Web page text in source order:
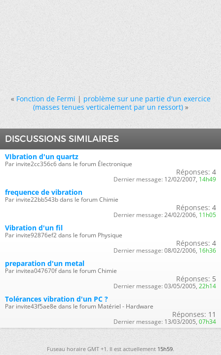
« Fonction de Fermi|problème sur une partie d'un exercice
(masses tenues verticalement par un ressort) »
DISCUSSIONS SIMILAIRES
VIbration d'un quartz
Par invite2cc356c6 dans le forum Électronique
Réponses: 4
Dernier message: 12/02/2007, 14h49
frequence de vibration
Par invite22bb543b dans le forum Chimie
Réponses: 4
Dernier message: 24/02/2006, 11h05
Vibration d'un fil
Par invite92876ef2 dans le forum Physique
Réponses: 4
Dernier message: 08/02/2006, 16h36
preparation d'un metal
Par invitea047670f dans le forum Chimie
Réponses: 5
Dernier message: 03/05/2005, 22h14
Tolérances vibration d'un PC ?
Par invite43f5ae8e dans le forum Matériel - Hardware
Réponses: 11
Dernier message: 13/03/2005, 07h34
Fuseau horaire GMT +1. Il est actuellement15h59.